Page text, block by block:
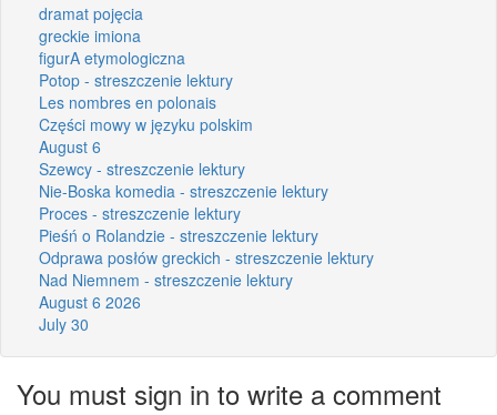
dramat pojęcia
greckie imiona
figurA etymologiczna
Potop - streszczenie lektury
Les nombres en polonais
Części mowy w języku polskim
August 6
Szewcy - streszczenie lektury
Nie-Boska komedia - streszczenie lektury
Proces - streszczenie lektury
Pieśń o Rolandzie - streszczenie lektury
Odprawa posłów greckich - streszczenie lektury
Nad Niemnem - streszczenie lektury
August 6 2026
July 30
You must sign in to write a comment